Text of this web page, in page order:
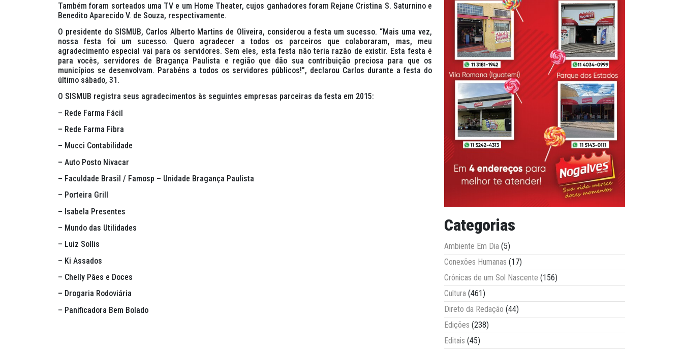
Também foram sorteados uma TV e um Home Theater, cujos ganhadores foram Rejane Cristina S. Saturnino e
Benedito Aparecido V. de Souza, respectivamente.
O presidente do SISMUB, Carlos Alberto Martins de Oliveira, considerou a festa um sucesso. “Mais uma vez,
nossa festa foi um sucesso. Quero agradecer a todos os parceiros que colaboraram, mas, meu
agradecimento especial vai para os servidores. Sem eles, esta festa não teria razão de existir. Esta festa é
para vocês, servidores de Bragança Paulista e região que dão sua contribuição preciosa para que os
municípios se desenvolvam. Parabéns a todos os servidores públicos!”, declarou Carlos durante a festa do
último sábado, 31.
O SISMUB registra seus agradecimentos às seguintes empresas parceiras da festa em 2015:
– Rede Farma Fácil
– Rede Farma Fibra
– Mucci Contabilidade
– Auto Posto Nivacar
– Faculdade Brasil / Famosp – Unidade Bragança Paulista
– Porteira Grill
– Isabela Presentes
– Mundo das Utilidades
– Luiz Sollis
– Ki Assados
– Chelly Pães e Doces
– Drogaria Rodoviária
– Panificadora Bem Bolado
Categorias
Ambiente Em Dia (5)
Conexões Humanas (17)
Crônicas de um Sol Nascente (156)
Cultura (461)
Direto da Redação (44)
Edições (238)
Editais (45)